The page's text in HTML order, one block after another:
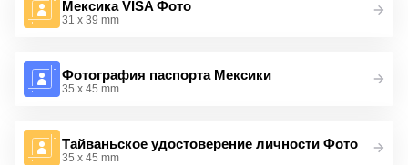
Мексика VISA Фото
31 x 39 mm
Фотография паспорта Мексики
35 x 45 mm
Тайваньское удостоверение личности Фото
35 x 45 mm